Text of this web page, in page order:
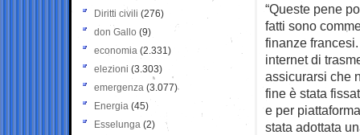
“Queste pene
fatti sono
finanze
internet di
assicurarsi che
fine è stata
e per
stata adottata
Diritti civili (276)
don Gallo (9)
economia (2.331)
elezioni (3.303)
emergenza (3.077)
Energia (45)
Esselunga (2)